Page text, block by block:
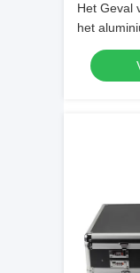
Het Geval
het
van het
Duimkanon